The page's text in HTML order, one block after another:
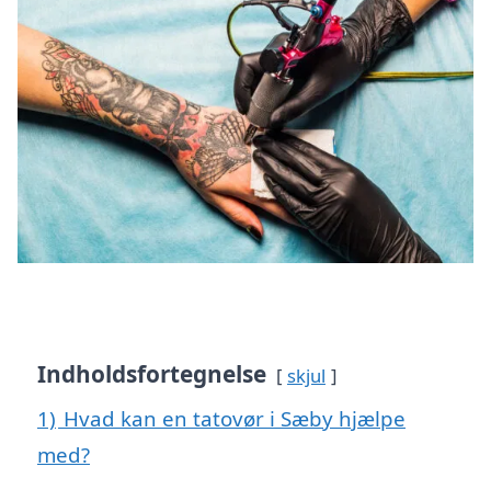
Indholdsfortegnelse skjul
1) Hvad kan en tatovør i Sæby hjælpe
med?